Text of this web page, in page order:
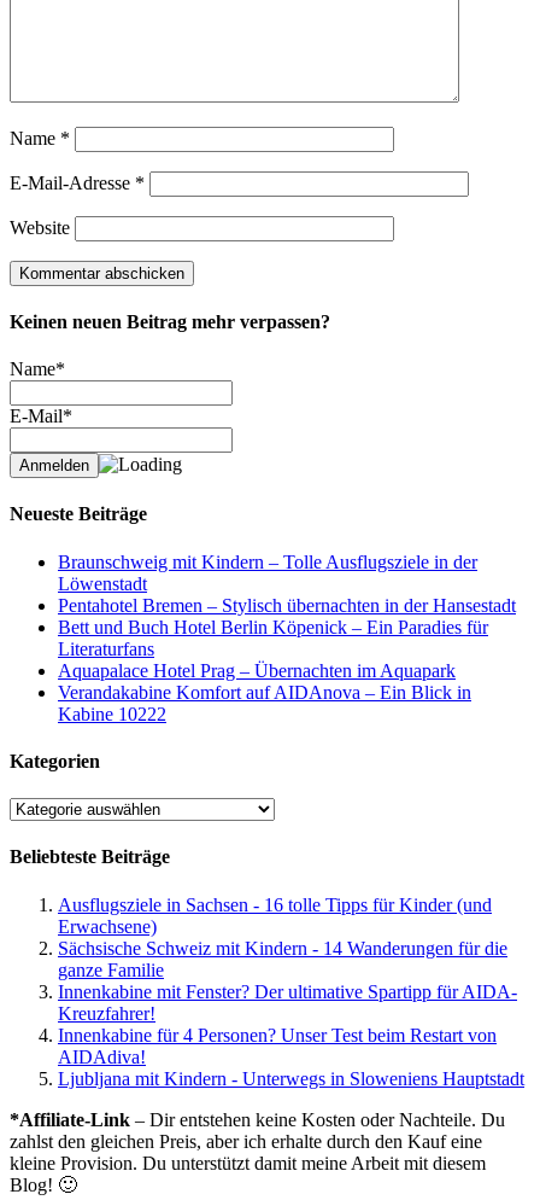
Name *
E-Mail-Adresse *
Website
Keinen neuen Beitrag mehr verpassen?
Name*
E-Mail*
Neueste Beiträge
Braunschweig mit Kindern – Tolle Ausflugsziele in der
Löwenstadt
Pentahotel Bremen – Stylisch übernachten in der Hansestadt
Bett und Buch Hotel Berlin Köpenick – Ein Paradies für
Literaturfans
Aquapalace Hotel Prag – Übernachten im Aquapark
Verandakabine Komfort auf AIDAnova – Ein Blick in
Kabine 10222
Kategorien
Kategorien
Beliebteste Beiträge
Ausflugsziele in Sachsen - 16 tolle Tipps für Kinder (und
Erwachsene)
Sächsische Schweiz mit Kindern - 14 Wanderungen für die
ganze Familie
Innenkabine mit Fenster? Der ultimative Spartipp für AIDA-
Kreuzfahrer!
Innenkabine für 4 Personen? Unser Test beim Restart von
AIDAdiva!
Ljubljana mit Kindern - Unterwegs in Sloweniens Hauptstadt
*Affiliate-Link – Dir entstehen keine Kosten oder Nachteile. Du
zahlst den gleichen Preis, aber ich erhalte durch den Kauf eine
kleine Provision. Du unterstützt damit meine Arbeit mit diesem
Blog! 🙂